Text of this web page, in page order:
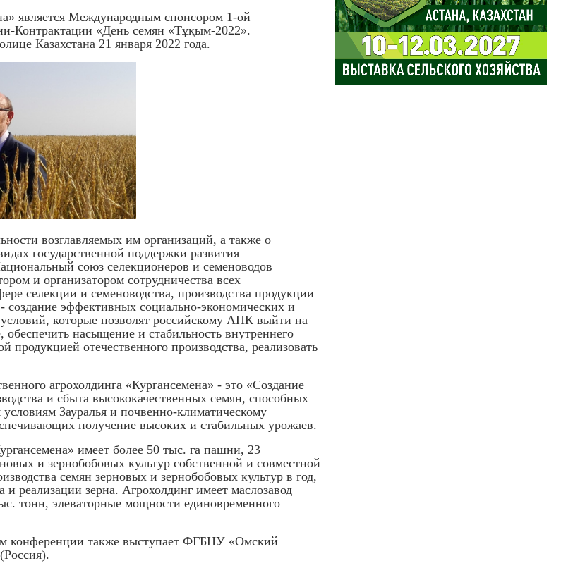
является Международным спонсором 1-ой
Контрактации «День семян «Тұқым-2022».
Казахстана 21 января 2022 года.
возглавляемых им организаций, а также о
государственной поддержки развития
союз селекционеров и семеноводов
и организатором сотрудничества всех
селекции и семеноводства, производства продукции
создание эффективных социально-экономических и
которые позволят российскому АПК выйти на
насыщение и стабильность внутреннего
продукцией отечественного производства, реализовать
агрохолдинга «Кургансемена» - это «Создание
и сбыта высококачественных семян, способных
Зауралья и почвенно-климатическому
получение высоких и стабильных урожаев.
имеет более 50 тыс. га пашни, 23
и зернобобовых культур собственной и совместной
семян зерновых и зернобобовых культур в год,
и реализации зерна. Агрохолдинг имеет маслозавод
тонн, элеваторные мощности единовременного
конференции также выступает ФГБНУ «Омский